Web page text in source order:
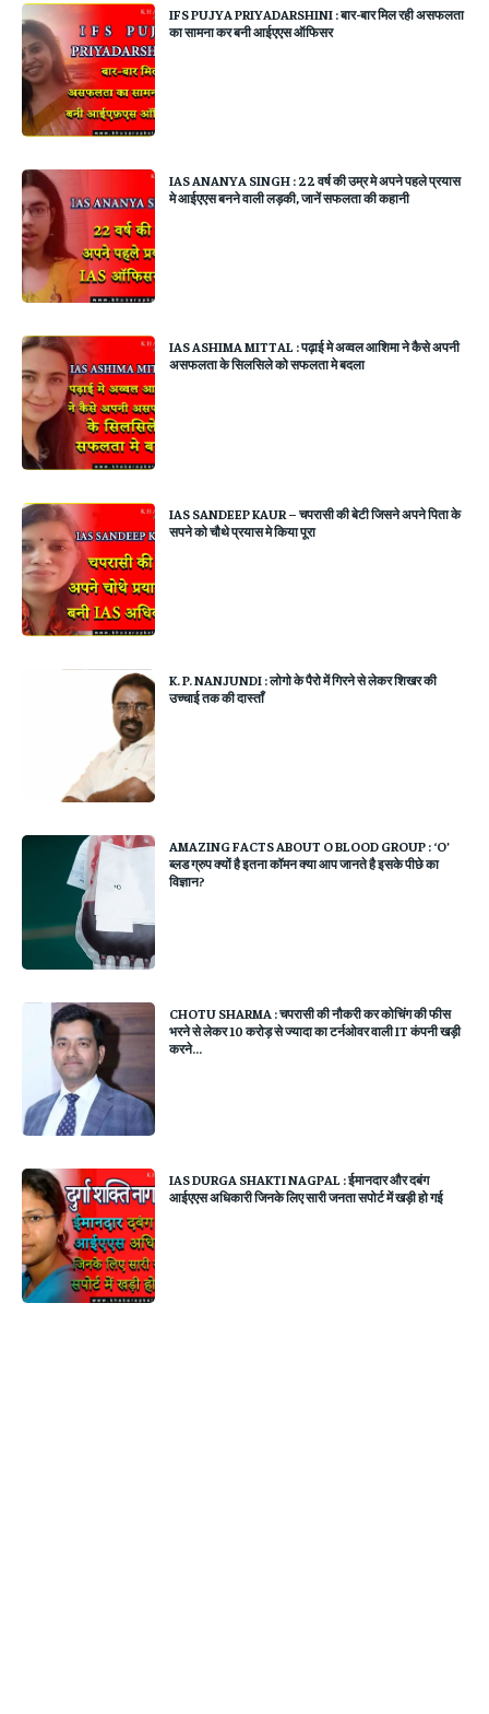
IFS PUJYA PRIYADARSHINI : बार-बार मिल रही असफलता
का सामना कर बनी आईएएस ऑफिसर
IAS ANANYA SINGH : 22 वर्ष की उम्र मे अपने पहले प्रयास
मे आईएएस बनने वाली लड़की, जानें सफलता की कहानी
IAS ASHIMA MITTAL : पढ़ाई मे अव्वल आशिमा ने कैसे अपनी
असफलता के सिलसिले को सफलता मे बदला
IAS SANDEEP KAUR – चपरासी की बेटी जिसने अपने पिता के
सपने को चौथे प्रयास मे किया पूरा
K. P. NANJUNDI : लोगो के पैरो में गिरने से लेकर शिखर की
उच्चाई तक की दास्ताँ
AMAZING FACTS ABOUT O BLOOD GROUP : ‘O’
ब्‍लड ग्रुप क्यों है इतना कॉमन क्या आप जानते है इसके पीछे का
विज्ञान?
CHOTU SHARMA : चपरासी की नौकरी कर कोचिंग की फीस
भरने से लेकर 10 करोड़ से ज्यादा का टर्नओवर वाली IT कंपनी खड़ी
करने...
IAS DURGA SHAKTI NAGPAL : ईमानदार और दबंग
आईएएस अधिकारी जिनके लिए सारी जनता सपोर्ट में खड़ी हो गई